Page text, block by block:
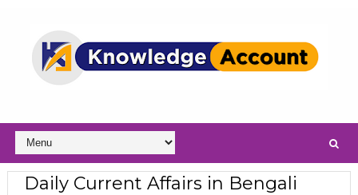
Daily Current Affairs in Bengali